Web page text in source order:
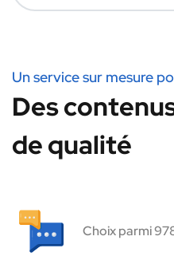
Un service sur mesure
Des
de qualité
Choix parmi